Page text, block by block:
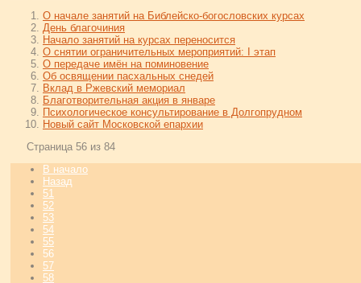
О начале занятий на Библейско-богословских курсах
День благочиния
Начало занятий на курсах переносится
О снятии ограничительных мероприятий: I этап
О передаче имён на поминовение
Об освящении пасхальных снедей
Вклад в Ржевский мемориал
Благотворительная акция в январе
Психологическое консультирование в Долгопрудном
Новый сайт Московской епархии
Страница 56 из 84
В начало
Назад
51
52
53
54
55
56
57
58